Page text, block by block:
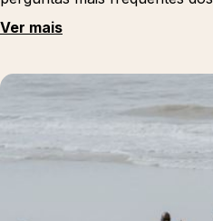
Ver mais